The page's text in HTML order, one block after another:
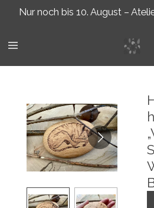
Zum
springen
Nur noch bis 10. August –